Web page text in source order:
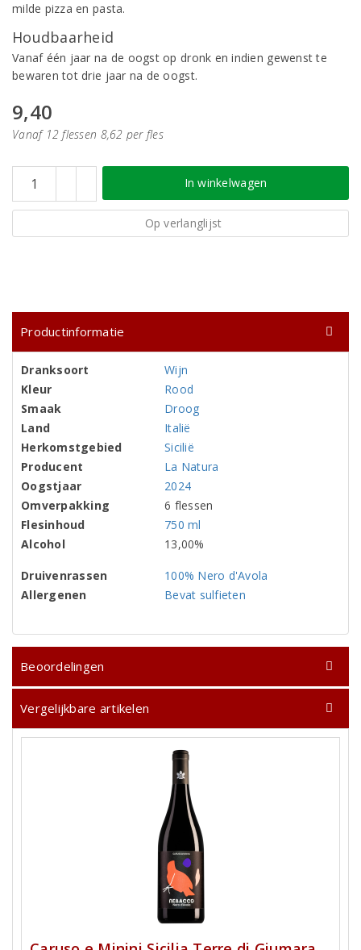
milde pizza en pasta.
Houdbaarheid
Vanaf één jaar na de oogst op dronk en indien gewenst te
bewaren tot drie jaar na de oogst.
9,40
Vanaf 12 flessen 8,62 per fles
In winkelwagen
Op verlanglijst
Productinformatie
Dranksoort
Wijn
Kleur
Rood
Smaak
Droog
Land
Italië
Herkomstgebied
Sicilië
Producent
La Natura
Oogstjaar
2024
Omverpakking
6 flessen
Flesinhoud
750 ml
Alcohol
13,00%
Druivenrassen
100% Nero d'Avola
Allergenen
Bevat sulfieten
Beoordelingen
Vergelijkbare artikelen